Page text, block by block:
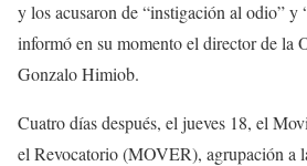
y los acusaron de “instigación al odio” y
informó en su momento el director de la
Gonzalo Himiob.
Cuatro días después, el jueves 18, el
el Revocatorio (MOVER), agrupación a